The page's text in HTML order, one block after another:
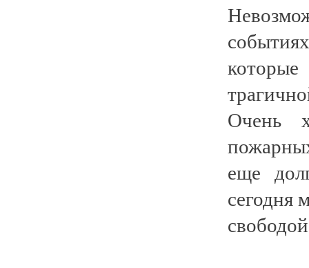
Очень
еще
сегодня